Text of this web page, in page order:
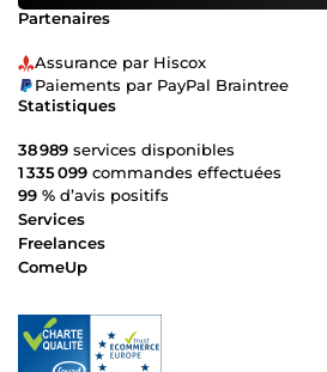
Partenaires
Assurance par Hiscox
Paiements par PayPal Braintree
Statistiques
38 989 services disponibles
1 335 099 commandes effectuées
99 % d’avis positifs
Services
Freelances
ComeUp